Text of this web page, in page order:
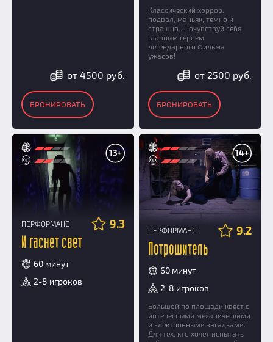
от 4500 руб.
БРОНИРОВАТЬ
Классический хоррор:
подвал, маньяк, темно и
страшно.. Почувствуй себя
главным героем
легендарного фильма
ужасов!
от 2500 руб.
БРОНИРОВАТЬ
13+
ПЕРФОРМАНС 9.3
И гаснет свет
60 минут
2-8 игроков
14+
ПЕРФОРМАНС 9.2
Потрошитель
60 минут
2-8 игроков
Большой по площади квест с
интересными механическими
и электронными загадками.
Для тех, кто хочет испытать